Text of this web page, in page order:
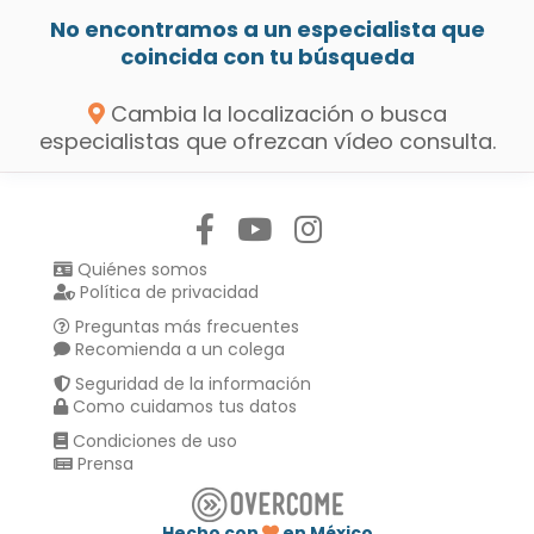
No encontramos a un especialista que
coincida con tu búsqueda
Cambia la localización o busca
especialistas que ofrezcan vídeo consulta.
Quiénes somos
Política de privacidad
Preguntas más frecuentes
Recomienda a un colega
Seguridad de la información
Como cuidamos tus datos
Condiciones de uso
Prensa